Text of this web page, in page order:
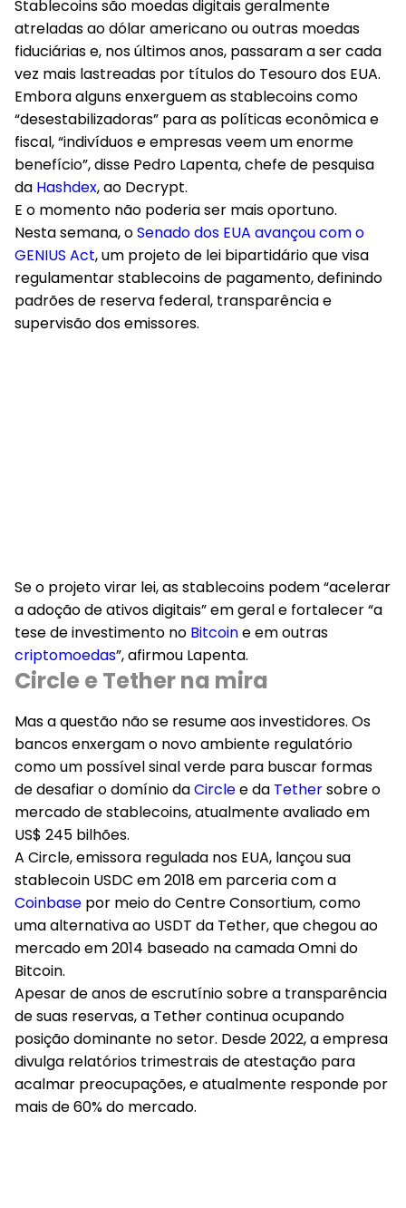
Stablecoins são moedas digitais geralmente
atreladas ao dólar americano ou outras moedas
fiduciárias e, nos últimos anos, passaram a ser cada
vez mais lastreadas por títulos do Tesouro dos EUA.
Embora alguns enxerguem as stablecoins como
“desestabilizadoras” para as políticas econômica e
fiscal, “indivíduos e empresas veem um enorme
benefício”, disse Pedro Lapenta, chefe de pesquisa
da Hashdex, ao Decrypt.
E o momento não poderia ser mais oportuno.
Nesta semana, oSenado dos EUA avançou com o
GENIUS Act, um projeto de lei bipartidário que visa
regulamentar stablecoins de pagamento, definindo
padrões de reserva federal, transparência e
supervisão dos emissores.
Se o projeto virar lei, as stablecoins podem “acelerar
a adoção de ativos digitais” em geral e fortalecer “a
tese de investimento no Bitcoine em outras
criptomoedas”, afirmou Lapenta.
Circle e Tether na mira
Mas a questão não se resume aos investidores. Os
bancos enxergam o novo ambiente regulatório
como um possível sinal verde para buscar formas
de desafiar o domínio daCirclee da Tethersobre o
mercado de stablecoins, atualmente avaliado em
US$ 245 bilhões.
A Circle, emissora regulada nos EUA, lançou sua
stablecoin USDC em 2018 em parceria com a
Coinbase por meio do Centre Consortium, como
uma alternativa ao USDT da Tether, que chegou ao
mercado em 2014 baseado na camada Omni do
Bitcoin.
Apesar de anos de escrutínio sobre a transparência
de suas reservas, a Tether continua ocupando
posição dominante no setor. Desde 2022, a empresa
divulga relatórios trimestrais de atestação para
acalmar preocupações, e atualmente responde por
mais de 60% do mercado.